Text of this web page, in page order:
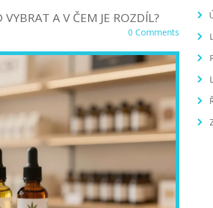
A V ČEM JE ROZDÍL?
0 Comments